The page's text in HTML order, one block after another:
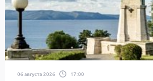
06 августа 2026 17:00